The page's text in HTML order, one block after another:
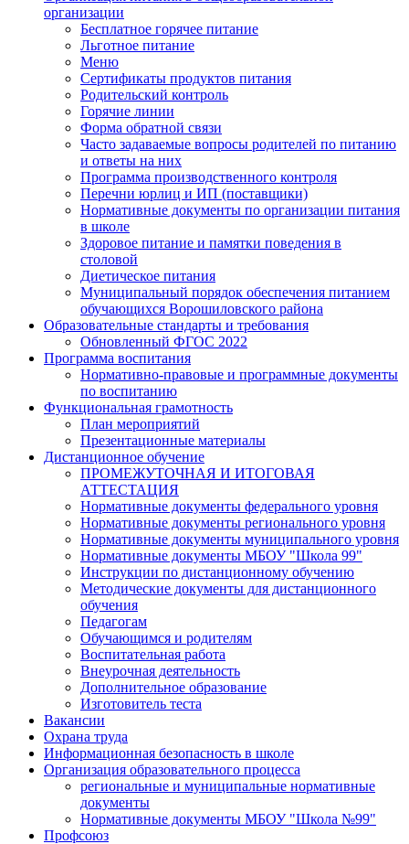
организации
Бесплатное горячее питание
Льготное питание
Меню
Сертификаты продуктов питания
Родительский контроль
Горячие линии
Форма обратной связи
Часто задаваемые вопросы родителей по питанию
и ответы на них
Программа производственного контроля
Перечни юрлиц и ИП (поставщики)
Нормативные документы по организации питания
в школе
Здоровое питание и памятки поведения в
столовой
Диетическое питания
Муниципальный порядок обеспечения питанием
обучающихся Ворошиловского района
Образовательные стандарты и требования
Обновленный ФГОС 2022
Программа воспитания
Нормативно-правовые и программные документы
по воспитанию
Функциональная грамотность
План мероприятий
Презентационные материалы
Дистанционное обучение
ПРОМЕЖУТОЧНАЯ И ИТОГОВАЯ
АТТЕСТАЦИЯ
Нормативные документы федерального уровня
Нормативные документы регионального уровня
Нормативные документы муниципального уровня
Нормативные документы МБОУ "Школа 99"
Инструкции по дистанционному обучению
Методические документы для дистанционного
обучения
Педагогам
Обучающимся и родителям
Воспитательная работа
Внеурочная деятельность
Дополнительное образование
Изготовитель теста
Вакансии
Охрана труда
Информационная безопасность в школе
Организация образовательного процесса
региональные и муниципальные нормативные
документы
Нормативные документы МБОУ "Школа №99"
Профсоюз